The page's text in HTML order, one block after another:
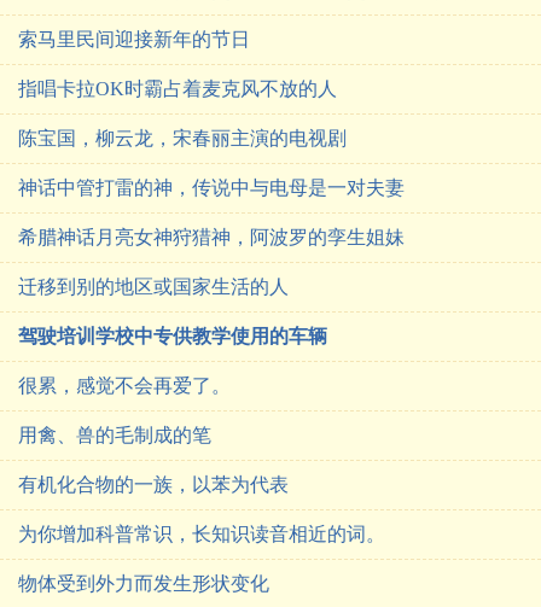
索马里民间迎接新年的节日
指唱卡拉OK时霸占着麦克风不放的人
陈宝国，柳云龙，宋春丽主演的电视剧
神话中管打雷的神，传说中与电母是一对夫妻
希腊神话月亮女神狩猎神，阿波罗的孪生姐妹
迁移到别的地区或国家生活的人
驾驶培训学校中专供教学使用的车辆
很累，感觉不会再爱了。
用禽、兽的毛制成的笔
有机化合物的一族，以苯为代表
为你增加科普常识，长知识读音相近的词。
物体受到外力而发生形状变化